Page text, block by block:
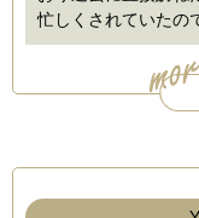
忙しくされていたの